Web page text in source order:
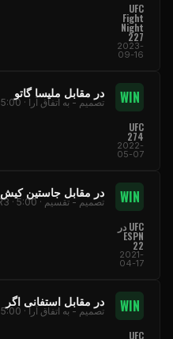
UFC
Fight
Night
227
2023-
09-16
WIN در مقابل ملیسا گاتو
تصمیم - به اتفاق آرا · R3 · 5:00
UFC
274
2022-
05-07
WIN در مقابل جاستین کیش
تصمیم - تقسیم · R3 · 5:00
UFC در
ESPN
22
2021-
04-17
WIN در مقابل استفانی اگر
تصمیم - به اتفاق آرا · R3 · 5:00
UFC